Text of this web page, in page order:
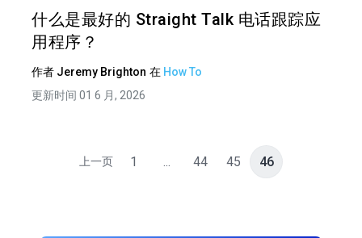
什么是最好的 Straight Talk 电话跟踪应
用程序？
作者 Jeremy Brighton 在 How To
更新时间 01 6 月, 2026
上一页 1 ... 44 45 46